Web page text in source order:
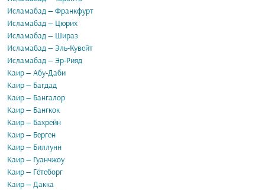
Исламабад — Франкфурт
Исламабад — Цюрих
Исламабад — Шираз
Исламабад — Эль-Кувейт
Исламабад — Эр-Рияд
Каир — Абу-Даби
Каир — Багдад
Каир — Бангалор
Каир — Бангкок
Каир — Бахрейн
Каир — Берген
Каир — Биллунн
Каир — Гуанчжоу
Каир — Гётеборг
Каир — Дакка